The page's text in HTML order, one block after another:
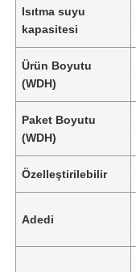
Ana sayfa
Ürünler
VİDEOLAR
Isıtma suyu
kapasitesi
Ürün Boyutu
(WDH)
Paket Boyutu
(WDH)
Özelleştirilebilir
Adedi